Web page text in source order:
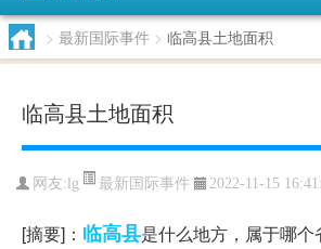
> 最新国际事件 > 临高县土地面积
临高县土地面积
网友: lg 最新国际事件 2022-11-15
[摘要]： 临高县是什么地方，属于哪个